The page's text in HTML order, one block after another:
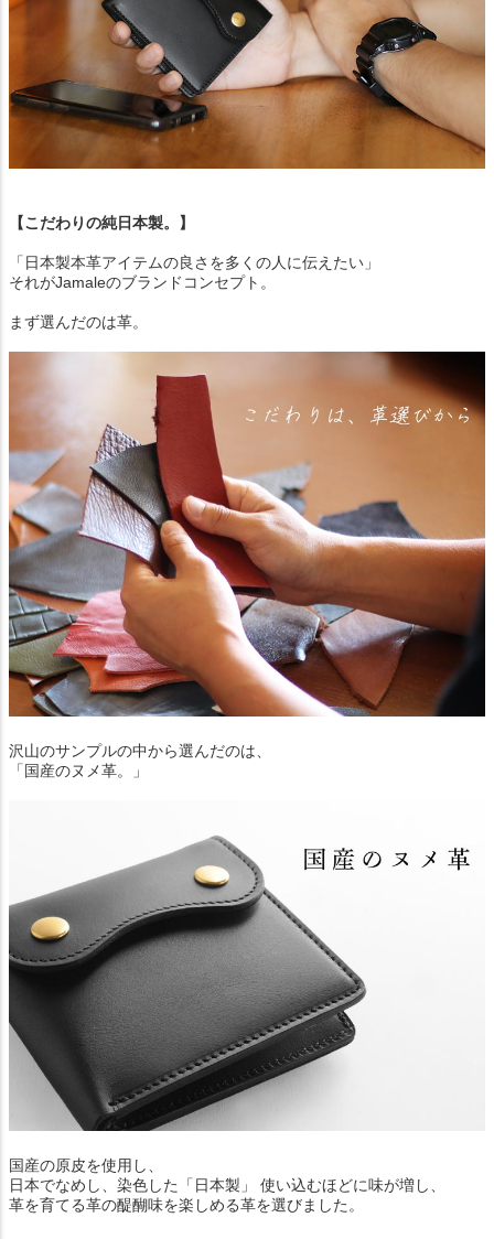
【こだわりの純日本製。】
「日本製本革アイテムの良さを多くの人に伝えたい」
それがJamaleのブランドコンセプト。
まず選んだのは革。
沢山のサンプルの中から選んだのは、
「国産のヌメ革。」
国産の原皮を使用し、
日本でなめし、染色した「日本製」 使い込むほどに味が増し、
革を育てる革の醍醐味を楽しめる革を選びました。